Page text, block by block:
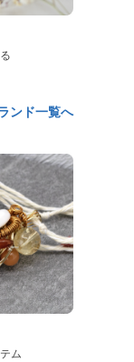
ンド一覧へ
ム